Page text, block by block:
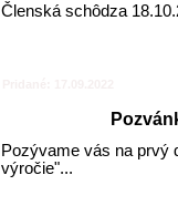
Členská schôdza
Pozývame vás na prvý
výročie"...